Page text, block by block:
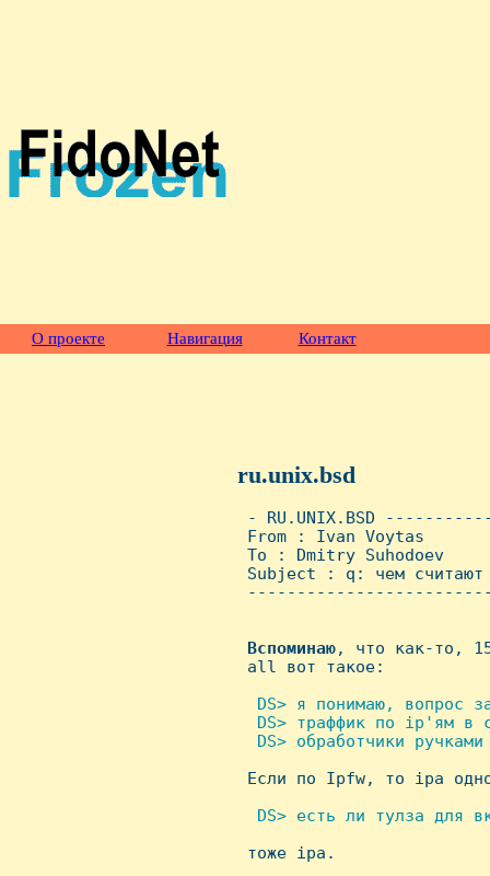
О проекте Навигация Контакт
ru.unix.bsd
- RU.UNIX.BSD
From : Ivan Voytas
To : Dmitry Suhodoev
Subject : q: чем считают
Вспоминаю, что как-то,
all вот такое:
DS> я понимаю, вопpос
DS> тpаффик по ip'ям в
DS> обpаботчики pучками
Если по Ipfw, то ipa
DS> есть ли тулза для
тоже ipa.